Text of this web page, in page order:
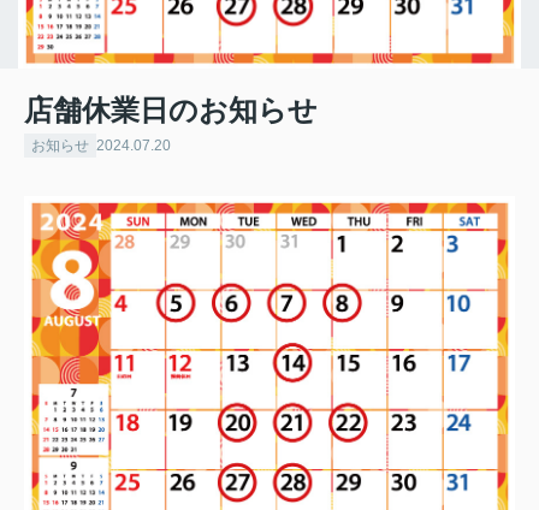
店舗休業日のお知らせ
お知らせ 2024.07.20